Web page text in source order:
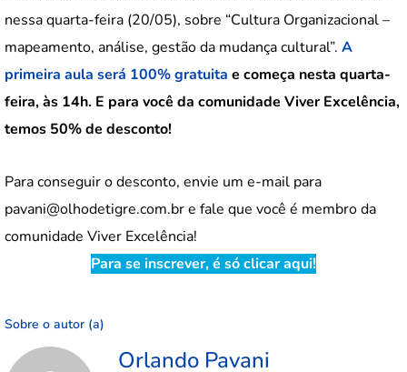
nessa quarta-feira (20/05), sobre “Cultura Organizacional –
mapeamento, análise, gestão da mudança cultural”. A
primeira aula será 100% gratuita e começa nesta quarta-
feira, às 14h. E para você da comunidade Viver Excelência,
temos 50% de desconto!
Para conseguir o desconto, envie um e-mail para
pavani@olhodetigre.com.br e fale que você é membro da
comunidade Viver Excelência!
Para se inscrever, é só clicar aqui!
Sobre o autor (a)
Orlando Pavani